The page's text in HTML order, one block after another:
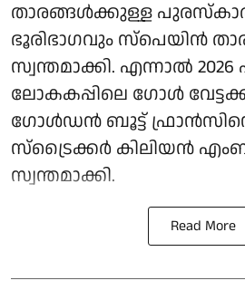
താരങ്ങള്‍ക്കുള്ള
ഭൂരിഭാഗവും സ്‌പെയിന്‍
സ്വന്തമാക്കി. എന്നാല്‍
ലോകകപ്പിലെ ഗോള്‍
ഗോള്‍ഡന്‍ ബൂട്ട്
സ്‌ട്രൈക്കര്‍ കിലിയന്‍
സ്വന്തമാക്കി.
Read More